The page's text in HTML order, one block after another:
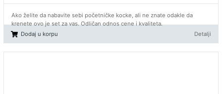
Ako želite da nabavite sebi početničke kocke, ali ne znate odakle da
krenete ovo je set za vas. Odličan odnos cene i kvaliteta.
Dodaj u korpu
Detalji